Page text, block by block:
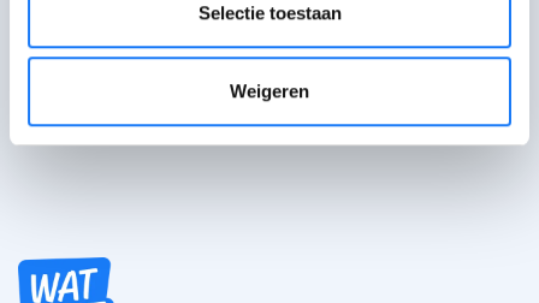
Selectie toestaan
Weigeren
Stuur je vraag in